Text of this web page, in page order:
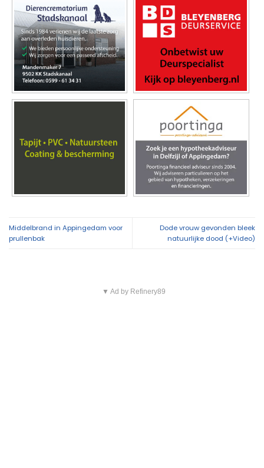
Middelbrand in Appingedam voor
prullenbak
Dode vrouw gevonden bleek
natuurlijke dood (+Video)
▼ Ad by Refinery89